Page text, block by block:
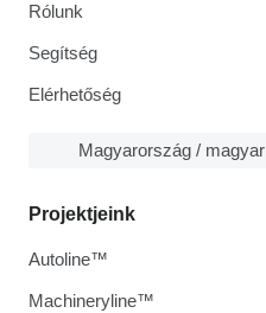
Rólunk
Segítség
Elérhetőség
Magyarország / magyar
Projektjeink
Autoline™
Machineryline™